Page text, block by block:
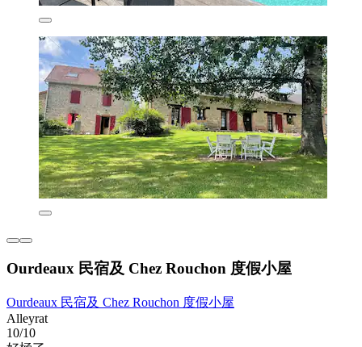
Ourdeaux 民宿及 Chez Rouchon 度假小屋
Ourdeaux 民宿及 Chez Rouchon 度假小屋
Alleyrat
10/10